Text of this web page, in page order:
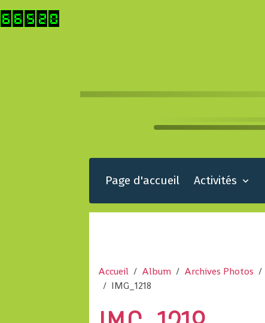
Page d'accueil Activités
Accueil Album Archives Photos
IMG_1218